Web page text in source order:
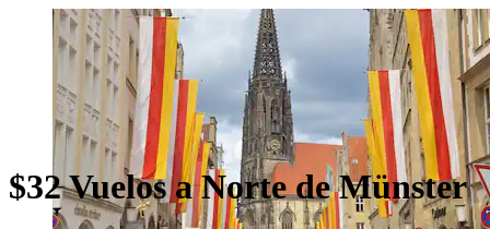
$32 Vuelos a Norte de Münster